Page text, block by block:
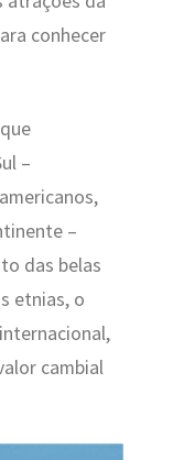
conhecer
–
–
das belas
etnias, o
cambial